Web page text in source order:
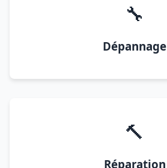
🔧
Dépannage
🔨
Réparation